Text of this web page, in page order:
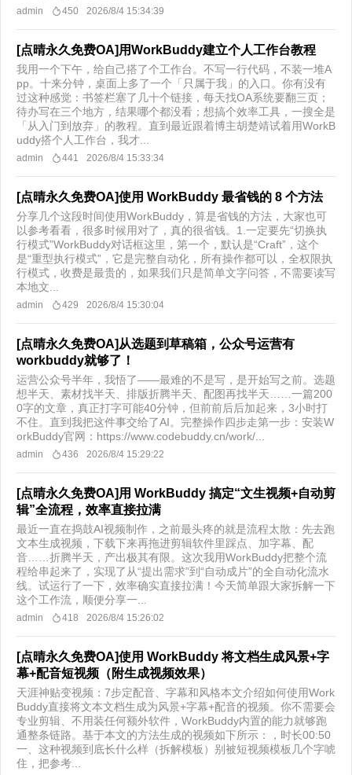
admin 450 2026/8/4 15:34:39
[点晴永久免费OA]用WorkBuddy建立个人工作台教程
我用一个下午，给自己搭了个工作台。不写一行代码，不装一堆A
pp。十来分钟，桌面上多了一个「只属于我」的入口。你有没有
过这种感觉：书签栏塞了几十个链接，每天找OA系统要翻三页；
待办写在三个地方，结果哪个都没看；想搞个效率工具，一搜全是
「从入门到放弃」的教程。直到最近跟着博主胡楚靖试着用WorkB
uddy搭个人工作台，我才...
admin 441 2026/8/4 15:33:34
[点晴永久免费OA]使用 WorkBuddy 最省钱的 8 个方法
分享几个这段时间使用WorkBuddy，算是省钱的方法，大家也可
以参考看看，很多时候用对了，真的很省钱。1.一定要先“切换执
行模式”WorkBuddy对话框这里，第一个，默认是“Craft”，这个
是“重型执行模式”，它是完整自动化，所有操作都可以，全权限执
行模式，收费是最贵的，如果我们只是简单文字问答，不需要读写
本地文...
admin 429 2026/8/4 15:30:04
[点晴永久免费OA]从选题到草稿箱，公众号运营有
workbuddy就够了！
运营公众号半年，我悟了——最难的不是写，是开始写之前。选题
想半天、素材找半天、排版折腾半天、配图再找半天……一篇200
0字的文章，真正打字可能40分钟，但前前后后加起来，3小时打
不住。直到我把这件事交给了AI。完整操作四步走第一步：安装W
orkBuddy官网：https://www.codebuddy.cn/work/...
admin 436 2026/8/4 15:29:22
[点晴永久免费OA]用 WorkBuddy 搞定“文生视频+自动剪
辑”全流程，效率直接拉满
最近一直在捣鼓AI视频制作，之前最头疼的就是流程太散：先去跑
文本生成视频，下载下来再拖进剪辑软件里踩点、加字幕、配
音……折腾半天，产出极其有限。这次我用WorkBuddy把整个流
程给串起来了，实现了从“提出需求”到“自动成片”的全自动化流水
线。试运行了一下，效率确实直接拉满！今天简单跟大家拆解一下
这个工作流，顺便分享一...
admin 418 2026/8/4 15:26:02
[点晴永久免费OA]使用 WorkBuddy 将文档生成风景+字
幕+配音短视频（附生成视频效果）
天涯神贴变视频：7步定配音、字幕和风格本文介绍如何使用Work
Buddy直接将文本文档生成为风景+字幕+配音的视频。你不需要会
专业剪辑、不用装任何额外软件，WorkBuddy内置的能力就够跑
通整条链路。基于本文的方法生成的视频如下所示：，时长00:50
一、这种视频到底长什么样（拆解模板）别被短视频模板几个字唬
住，把参考...